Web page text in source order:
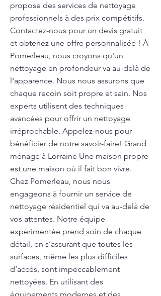
propose des services de nettoyage
professionnels à des prix compétitifs.
Contactez-nous pour un devis gratuit
et obtenez une offre personnalisée ! À
Pomerleau, nous croyons qu'un
nettoyage en profondeur va au-delà de
l'apparence. Nous nous assurons que
chaque recoin soit propre et sain. Nos
experts utilisent des techniques
avancées pour offrir un nettoyage
irréprochable. Appelez-nous pour
bénéficier de notre savoir-faire! Grand
ménage à Lorraine Une maison propre
est une maison où il fait bon vivre.
Chez Pomerleau, nous nous
engageons à fournir un service de
nettoyage résidentiel qui va au-delà de
vos attentes. Notre équipe
expérimentée prend soin de chaque
détail, en s’assurant que toutes les
surfaces, même les plus difficiles
d’accès, sont impeccablement
nettoyées. En utilisant des